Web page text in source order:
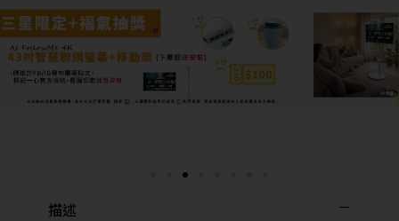
描述